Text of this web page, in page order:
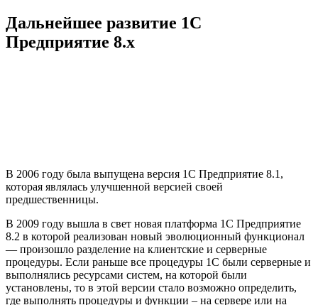
Дальнейшее развитие 1С
Предприятие 8.х
В 2006 году была выпущена версия 1С Предприятие 8.1,
которая являлась улучшенной версией своей
предшественницы.
В 2009 году вышла в свет новая платформа 1С Предприятие
8.2 в которой реализован новый эволюционный функционал
— произошло разделение на клиентские и серверные
процедуры. Если раньше все процедуры 1С были серверные и
выполнялись ресурсами систем, на которой были
установлены, то в этой версии стало возможно определить,
где выполнять процедуры и функции – на сервере или на